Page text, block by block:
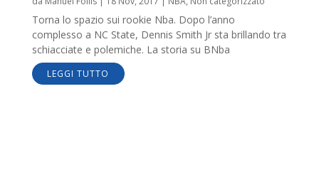
Torna lo spazio sui rookie Nba. Dopo l’anno
complesso a NC State, Dennis Smith Jr sta brillando tra
schiacciate e polemiche. La storia su BNba
LEGGI TUTTO